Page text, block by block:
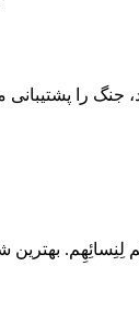
جنگ را
لِنِسائِهِم.